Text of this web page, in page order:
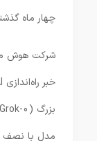
چهار ماه
شرکت هوش